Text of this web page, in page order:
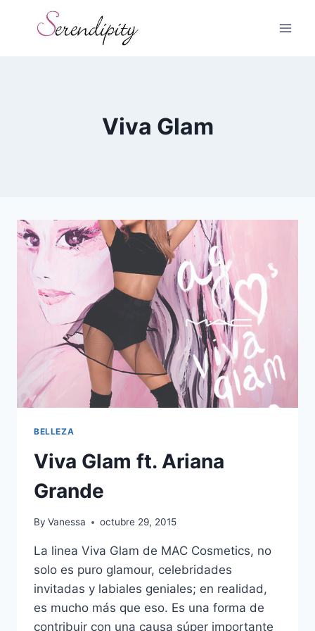
Viva Glam
BELLEZA
Viva Glam ft. Ariana
Grande
By Vanessa octubre 29, 2015
La linea Viva Glam de MAC Cosmetics, no
solo es puro glamour, celebridades
invitadas y labiales geniales; en realidad,
es mucho más que eso. Es una forma de
contribuir con una causa súper importante